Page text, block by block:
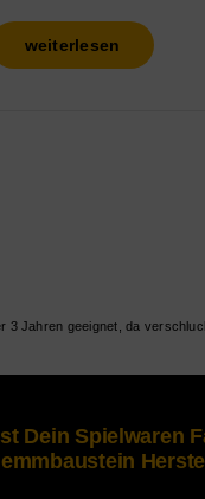
weiterlesen
Dein Spielwaren